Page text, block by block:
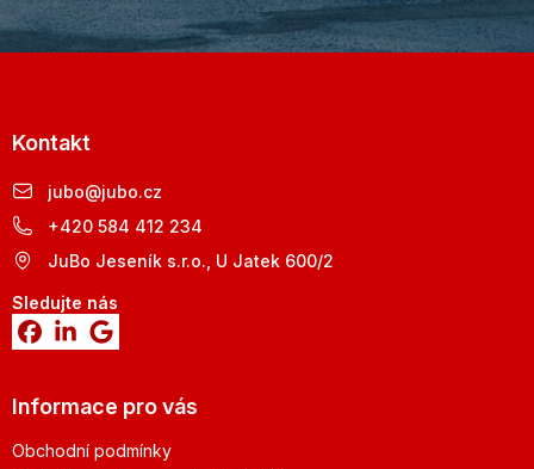
Kontakt
jubo@jubo.cz
+420 584 412 234
JuBo Jeseník s.r.o., U Jatek 600/2
Sledujte nás
Informace pro vás
Obchodní podmínky